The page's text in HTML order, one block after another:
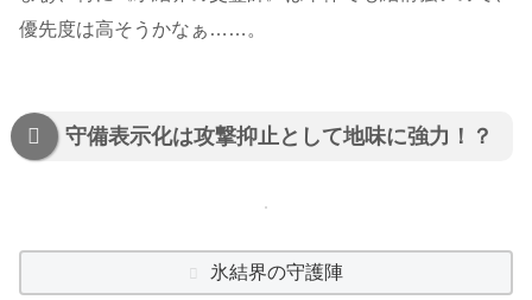
優先度は高そうかなぁ……。
守備表示化は攻撃抑止として地味に強力！？
氷結界の守護陣